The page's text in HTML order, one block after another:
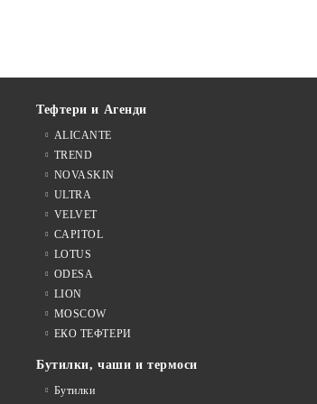
Тефтери и Агенди
ALICANTE
TREND
NOVASKIN
ULTRA
VELVET
CAPITOL
LOTUS
ODESA
LION
MOSCOW
ЕКО ТЕФТЕРИ
Бутилки, чаши и термоси
Бутилки